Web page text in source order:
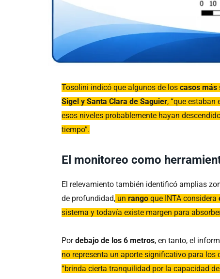
Tosolini indicó que algunos de loscasos más
Sigel y Santa Clara de Saguier, “que estaban
esos niveles probablemente hayan
tiempo”.
El monitoreo como
El relevamiento también identificó amplias
de profundidad, unrango que INTA considera
sistema y todavía existe margen para
Pordebajo de los 6 metros, en tanto, el
no representa un aporte significativo para los
“brinda cierta tranquilidad por la capacidad